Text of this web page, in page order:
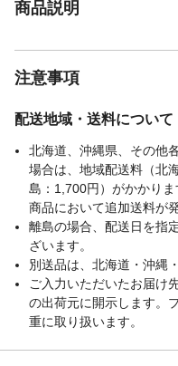
商品説明
注意事項
配送地域・送料について
北海道、沖縄県、その他
場合は、地域配送料（北
島：1,700円）がかかり
商品において追加送料が
離島の場合、配送日を指
ざいます。
別送品は、北海道・沖縄
ご入力いただいたお届け
の出荷元に開示します。
重に取り扱います。